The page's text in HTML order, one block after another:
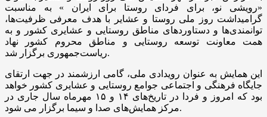
«رویشی نو، برای فردای روستا برای ایران » به مناسبت
گرامیداشت روز ملی روستا و عشایر با هدف معرفی ظرفیت‌ها،
توانمندی‌ها و دستاوردهای مناطق روستایی و عشایری کشور و به
همت معاونت توسعه روستایی و مناطق محروم کشور نهاد
ریاست‌جمهوری برگزار شد.
این همایش به عنوان رویدادی ملی، گامی ارزشمند در جهت ارتقای
جایگاه فرهنگی و اجتماعی جوامع روستایی و عشایری کشور خواهد
بود که امروز و فردا در تاریخ‌های ۱۴ و ۱۵ مهرماه سال جاری در
مرکز همایش‌های صدا و سیما برگزار می شود.